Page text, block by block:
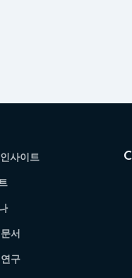
사이트
서
구